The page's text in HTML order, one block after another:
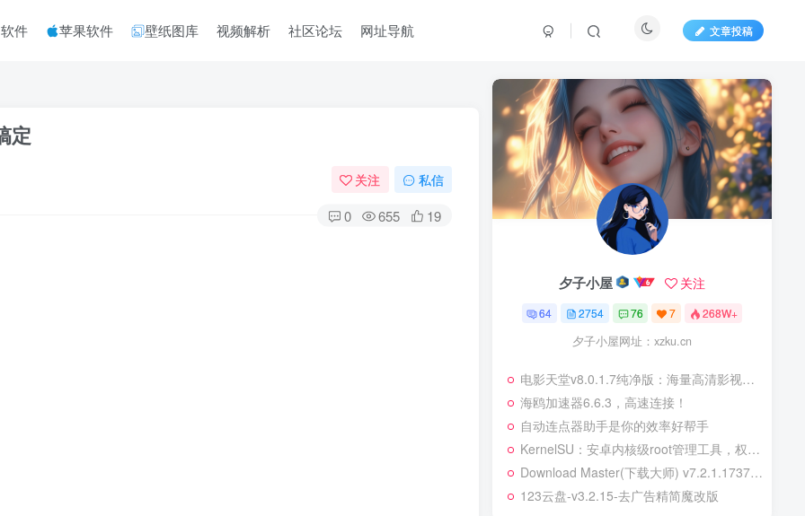
件 苹果软件 壁纸图库 视频解析 社区论坛 网址导航 文章投稿
定
关注 私信
0 655 19
夕子小屋 关注
64 2754 76 7 268W+
夕子小屋网址：xzku.cn
电影天堂v8.0.1.7纯净版：海量高清影视，永久免费无广告！
海鸥加速器6.6.3，高速连接！
自动连点器助手是你的效率好帮手
‌KernelSU：安卓内核级root管理工具，权限控制更精细！
Download Master(下载大师) v7.2.1.1737 多语便携版
123云盘-v3.2.15-去广告精简魔改版